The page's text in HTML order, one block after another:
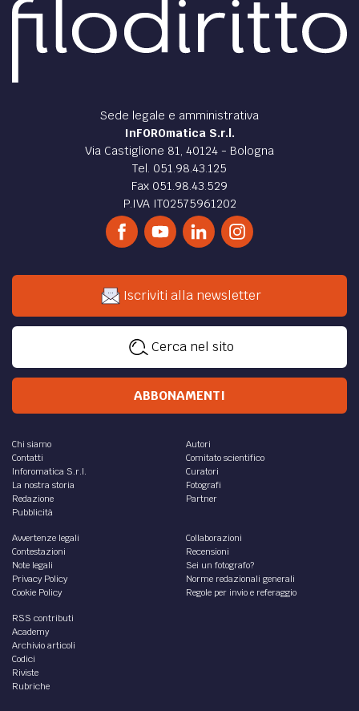
Sede legale e amministrativa
InFOROmatica S.r.l.
Via Castiglione 81, 40124 - Bologna
Tel. 051.98.43.125
Fax 051.98.43.529
P.IVA IT02575961202
Iscriviti alla newsletter
Cerca nel sito
ABBONAMENTI
Chi siamo
Contatti
Inforomatica S.r.l.
La nostra storia
Redazione
Pubblicità
Autori
Comitato scientifico
Curatori
Fotografi
Partner
Avvertenze legali
Contestazioni
Note legali
Privacy Policy
Cookie Policy
Collaborazioni
Recensioni
Sei un fotografo?
Norme redazionali generali
Regole per invio e referaggio
RSS contributi
Academy
Archivio articoli
Codici
Riviste
Rubriche